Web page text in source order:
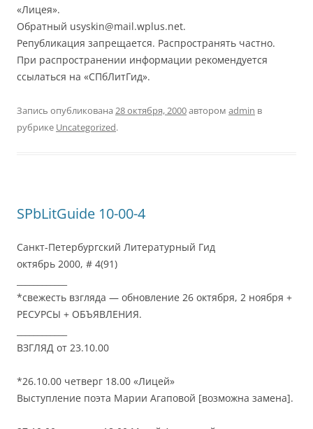
«Лицея».
Обратный usyskin@mail.wplus.net.
Републикация запрещается. Распространять частно.
При распространении информации рекомендуется
ссылаться на «СПбЛитГид».
Запись опубликована 28 октября, 2000автором admin в
рубрике Uncategorized.
SPbLitGuide 10-00-4
Санкт-Петербургский Литературный Гид
октябрь 2000, # 4(91)
*свежесть взгляда — обновление 26 октября, 2 ноября +
РЕСУРСЫ + ОБЪЯВЛЕНИЯ.
ВЗГЛЯД от 23.10.00
*26.10.00 четверг 18.00 «Лицей»
Выступление поэта Марии Агаповой [возможна замена].